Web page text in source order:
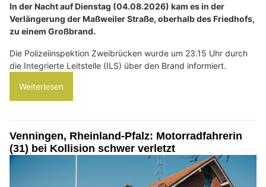
In der Nacht auf Dienstag (04.08.2026) kam es in der
Verlängerung der Maßweiler Straße, oberhalb des Friedhofs,
zu einem Großbrand.
Die Polizeiinspektion Zweibrücken wurde um 23.15 Uhr durch
die Integrierte Leitstelle (ILS) über den Brand informiert.
Weiterlesen
Venningen, Rheinland-Pfalz: Motorradfahrerin
(31) bei Kollision schwer verletzt